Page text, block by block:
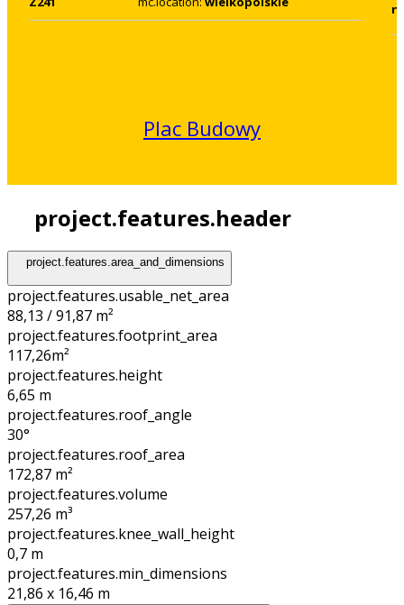
Plac Budowy
project.features.header
project.features.area_and_dimensions
project.features.usable_net_area
88,13 / 91,87 m²
project.features.footprint_area
117,26m²
project.features.height
6,65 m
project.features.roof_angle
30°
project.features.roof_area
172,87 m²
project.features.volume
257,26 m³
project.features.knee_wall_height
0,7 m
project.features.min_dimensions
21,86 x 16,46 m